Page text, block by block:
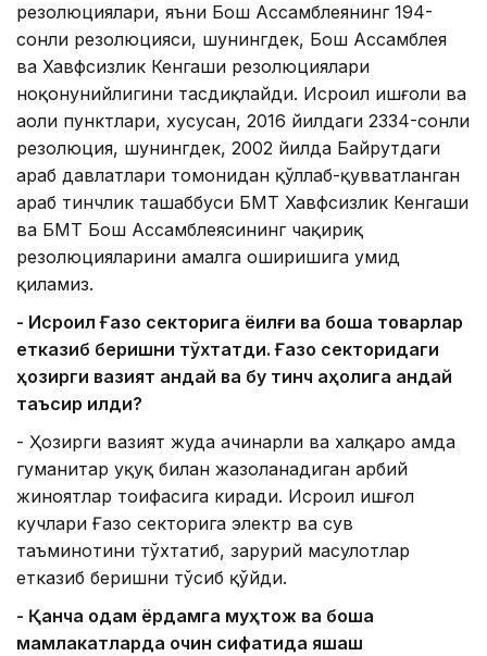
резолюциялари, яъни Бош Ассамблеянинг 194-
сонли резолюцияси, шунингдек, Бош Ассамблея
ва Хавфсизлик Кенгаши резолюциялари
ноқонунийлигини тасдиқлайди. Исроил ишғоли ва
аҳоли пунктлари, хусусан, 2016 йилдаги 2334-сонли
резолюция, шунингдек, 2002 йилда Байрутдаги
араб давлатлари томонидан қўллаб-қувватланган
араб тинчлик ташаббуси БМТ Хавфсизлик Кенгаши
ва БМТ Бош Ассамблеясининг чақириқ
резолюцияларини амалга оширишига умид
қиламиз.
- Исроил Ғазо секторига ёқилғи ва бошқа товарлар
етказиб беришни тўхтатди. Ғазо секторидаги
ҳозирги вазият қандай ва бу тинч аҳолига қандай
таъсир қилди?
- Ҳозирги вазият жуда ачинарли ва халқаро ҳамда
гуманитар ҳуқуқ билан жазоланадиган ҳарбий
жиноятлар тоифасига киради. Исроил ишғол
кучлари Ғазо секторига электр ва сув
таъминотини тўхтатиб, зарурий маҳсулотлар
етказиб беришни тўсиб қўйди.
- Қанча одам ёрдамга муҳтож ва бошқа
мамлакатларда қочқин сифатида яшаш